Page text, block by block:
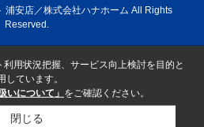
浦安店／株式会社ハナホーム All Rights
Reserved.
用状況把握、サービス向上検討を目的と
ています。
いについて」 をご確認ください。
閉じる